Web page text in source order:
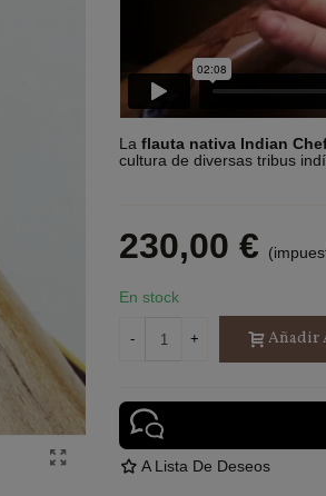
La flauta nativa Indian
cultura de diversas tribus
230,00 €
En stock
- + Añadir
A Lista De Deseos